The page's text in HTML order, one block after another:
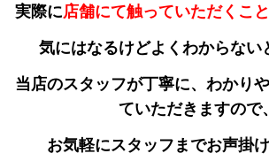
実際に店舗にて触っていただくこ
気にはなるけどよくわからない
当店のスタッフが丁寧に、わかり
ていただきますので、
お気軽にスタッフまでお声掛